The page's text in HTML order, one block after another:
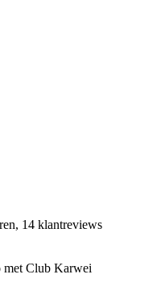
14 klantreviews
met Club Karwei